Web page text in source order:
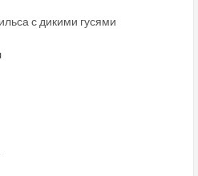
с дикими гусями